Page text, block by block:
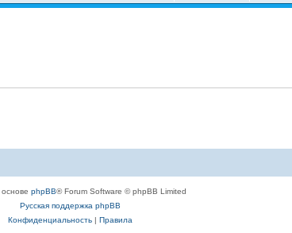
phpBB® Forum Software © phpBB Limited
Русская поддержка phpBB
Конфиденциальность| Правила